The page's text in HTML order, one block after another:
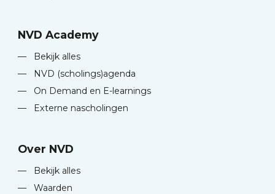
NVD Academy
—
Bekijk alles
—
NVD (scholings)agenda
—
On Demand en E-learnings
—
Externe nascholingen
Over NVD
—
Bekijk alles
—
Waarden